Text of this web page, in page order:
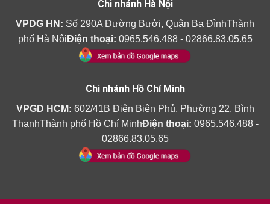
Chi nhánh Hà Nội
VPDG HN: Số 290A Đường Bưởi, Quận Ba ĐìnhThành
phố Hà NộiĐiện thoại: 0965.546.488 - 02866.83.05.65
Chi nhánh Hồ Chí Minh
VPGD HCM: 602/41B Điện Biên Phủ, Phường 22, Bình
ThạnhThành phố Hồ Chí MinhĐiện thoại: 0965.546.488 -
02866.83.05.65